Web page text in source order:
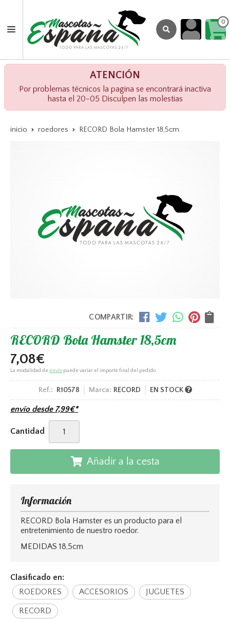
0
ATENCIÓN
Por problemas técnicos la pagina se encontrará inactiva
hasta el 20-05 Disculpen las molestias
inicio roedores RECORD Bola Hamster 18,5cm
COMPARTIR:
RECORD Bola Hamster 18,5cm
7,08€
La modalidad de envío puede variar el importe final del pedido.
Ref.: R10578 Marca: RECORD EN STOCK
envío desde 7,99€*
Cantidad
Añadir a la cesta
Información
RECORD Bola Hamster es un producto para el
entretenimiento de nuestro roedor.
MEDIDAS 18,5cm
Clasificado en:
ROEDORES
ACCESORIOS JUGUETES
RECORD